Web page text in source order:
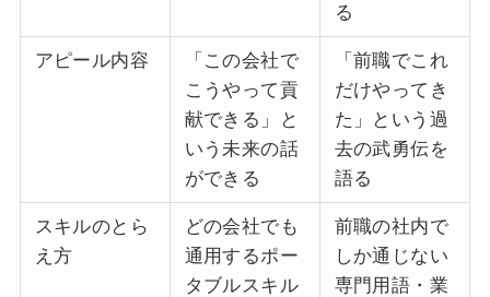
る
アピール内容
「この会社で
こうやって貢
献できる」と
いう未来の話
ができる
「前職でこれ
だけやってき
た」という過
去の武勇伝を
語る
スキルのとら
え方
どの会社でも
通用するポー
タブルスキル
前職の社内で
しか通じない
専門用語・業